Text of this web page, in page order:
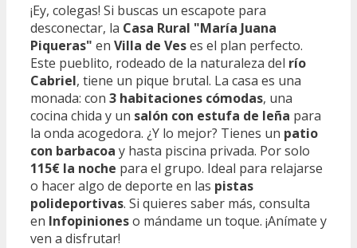
¡Ey, colegas! Si buscas un escapote para
desconectar, la Casa Rural "María Juana
Piqueras" en Villa de Veses el plan perfecto.
Este pueblito, rodeado de la naturaleza del río
Cabriel, tiene un pique brutal. La casa es una
monada: con 3 habitaciones cómodas, una
cocina chida y un salón con estufa de leña para
la onda acogedora. ¿Y lo mejor? Tienes un patio
con barbacoa y hasta piscina privada. Por solo
115€ la noche para el grupo. Ideal para relajarse
o hacer algo de deporte en las pistas
polideportivas. Si quieres saber más, consulta
en Infopinioneso mándame un toque. ¡Anímate y
ven a disfrutar!